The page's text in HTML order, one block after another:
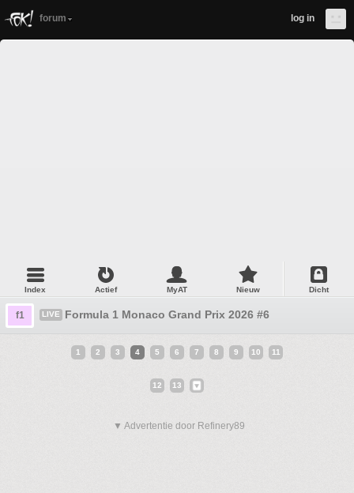
forum log in
Index Actief MyAT Nieuw Dicht
f1 LIVE Formula 1 Monaco Grand Prix 2026 #6
1 2 3 4 5 6 7 8 9 10 11
12 13
▼ Advertentie door Refinery89